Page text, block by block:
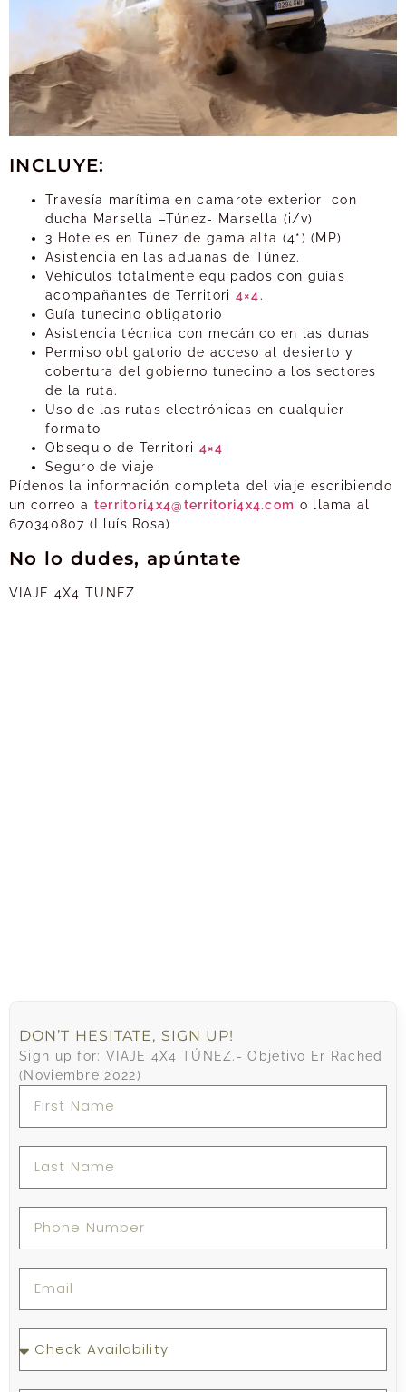
INCLUYE:
Travesía marítima en camarote exterior con
ducha Marsella –Túnez- Marsella (i/v)
3 Hoteles en Túnez de gama alta (4*) (MP)
Asistencia en las aduanas de Túnez.
Vehículos totalmente equipados con guías
acompañantes de Territori 4×4.
Guía tunecino obligatorio
Asistencia técnica con mecánico en las dunas
Permiso obligatorio de acceso al desierto y
cobertura del gobierno tunecino a los sectores
de la ruta.
Uso de las rutas electrónicas en cualquier
formato
Obsequio de Territori 4×4
Seguro de viaje
Pídenos la información completa del viaje escribiendo
un correo a territori4x4@territori4x4.com o llama al
670340807 (Lluís Rosa)
No lo dudes, apúntate
VIAJE 4X4 TUNEZ
DON’T HESITATE, SIGN UP!
Sign up for: VIAJE 4X4 TÚNEZ.- Objetivo Er Rached
(Noviembre 2022)